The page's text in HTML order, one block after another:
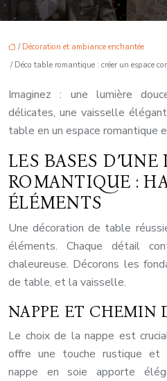
/ Décoration et ambiance enchantée
/ Déco table romantique : créer un espace
Imaginez : une lumière
délicates, une vaisselle
table en un espace romantique
LES BASES
ROMANTIQUE :
ÉLÉMENTS
Une décoration de table
éléments. Chaque détail
chaleureuse. Décorons les
de table, et la vaisselle.
NAPPE ET CHEMIN
Le choix de la nappe est
offre une touche rustique et
nappe en soie apporte